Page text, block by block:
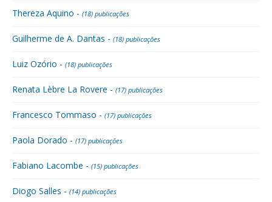
Thereza Aquino - (18) publicações
Guilherme de A. Dantas - (18) publicações
Luiz Ozório - (18) publicações
Renata Lèbre La Rovere - (17) publicações
Francesco Tommaso - (17) publicações
Paola Dorado - (17) publicações
Fabiano Lacombe - (15) publicações
Diogo Salles - (14) publicações